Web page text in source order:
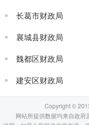
长葛市财政局
襄城县财政局
魏都区财政局
建安区财政局
Copyright ©
网站所提供数据均来自政府